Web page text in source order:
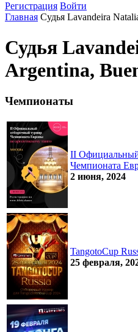
Регистрация Войти
Главная Судья Lavandeira
Судья
Argentina,
Чемпионаты
II
Чемпионата
2 июня, 2024
TangotoCup
25 февраля,